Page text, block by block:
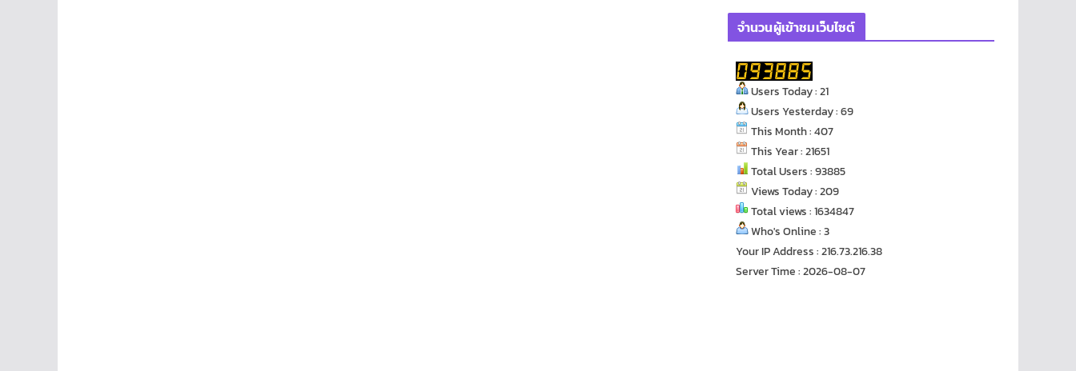
จำนวนผู้เข้าชมเว็บไซต์
Users Today : 21
Users Yesterday : 69
This Month : 407
This Year : 21651
Total Users : 93885
Views Today : 209
Total views : 1634847
Who's Online : 3
Your IP Address : 216.73.216.38
Server Time : 2026-08-07